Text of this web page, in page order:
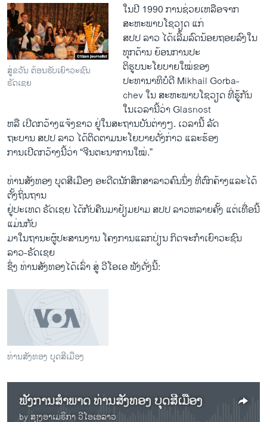
ສູ່ຂວັນ ຕ້ອນຮັບເຍົາວະຊົນ
ຣັດເຊຍ
ໃນ​ປີ 1990 ການ​ຊ່ວຍ​ເຫລືອ​ຈາກ​
ສະຫະພາບ​ໂຊ​ວຽດ ​ແກ່
ສປປ ລາວ ​ໄດ້ເລີ້ມລົດ​ນ້ອຍ​ຖອຍ​ລົງ​ໃນ​
ທຸກ​ດ້ານ ​ຍ້ອນ​ການປະ
ຕິຮູບນະໂຍບາຍ​ໃໝ່ຂອງ
ປະທານາທິບໍດີ Mikhail Gorba-
chev ໃນ ສະຫະ​ພາບໂຊ​ວຽດ ທີ່​ຮູ້ກັນ
ໃນ​ເວລາ​ນີ້ວ່າ Glasnost
ຫລື ​ເປີດກວ້າງແຈ້ງ​ຂາວ ຢູ່​ໃນສະຖານ​ບັນຕ່າງໆ. ​ເວລາ​ນີ້ ​ລັດ
ຖະບານ ສປປ ລາ​ວ ​ໄດ້​ຕິ​ດຕາມ​ນະ​ໂຍບາຍດັ່ງກ່າ​ວ ​ແລະຮ້ອງ
ການ​ເປີດກວ້າງນີ້​ວ່າ “ຈີນ​ຕະນາ​ການ​ໃໝ່.”
ທ່ານສັງ​ທອງ ບຸດ​ສີ​ເມືອງ ອະດີດ​ນັກ​ສຶກສາລາ​ວຄົນນຶ່ງ ​ທີ່ຕົກ​ຄ້າງແລະ​ໄດ້​
ຕັ້ງ​ຖິ່ນ​ຖານ
​ຢູ່ປະ​ເທດ ຣັດ​ເຊຍ ​ໄດ້ກັບ​ຄືນ​ມາ​ຢ້ຽມຢາມ ສປປ ລາວຫລາຍ​ຄັ້ງ ແຕ່ເທື່ອນີ້​
​ແມ່ນ​ກັບ
​ມາ​ໃນ​ຖານະ​ຜູ້​ປະສານ​ງານ ​ໂຄ​ງການ​ແລກປ່ຽນ ກິດຈະກຳ​ເຍົາວະ​ຊົນ
ລາວ-ຣັດ​ເຊຍ
ຊຶ່ງ ທ່ານ​ສັງ​ທອງໄດ້​ເລົ່າ ສູ່ ວີ​ໂອ​ເອ ຟັງດັ່ງນີ້:
ທ່ານສັງທອງ ບຸດສີເມືອງ
ຟັງການສຳພາດ ທ່ານສັງທອງ ບຸດສີເມືອງ
by ສຽງອາເມຣິກາ ວີໂອເອລາວ